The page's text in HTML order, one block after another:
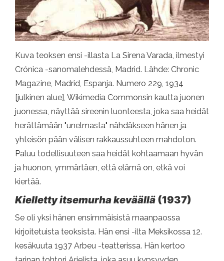
Kuva teoksen ensi -illasta La Sirena Varada, ilmestyi
Crónica -sanomalehdessä, Madrid. Lähde: Chronic
Magazine, Madrid, Espanja. Numero 229, 1934
[julkinen alue], Wikimedia Commonsin kautta juonen
juonessa, näyttää sireenin luonteesta, joka saa heidät
herättämään "unelmasta" nähdäkseen hänen ja
yhteisön pään välisen rakkaussuhteen mahdoton.
Paluu todellisuuteen saa heidät kohtaamaan hyvän
ja huonon, ymmärtäen, että elämä on, etkä voi
kiertää.
Kielletty itsemurha keväällä (1937)
Se oli yksi hänen ensimmäisistä maanpaossa
kirjoitetuista teoksista. Hän ensi -ilta Meksikossa 12.
kesäkuuta 1937 Arbeu -teatterissa. Hän kertoo